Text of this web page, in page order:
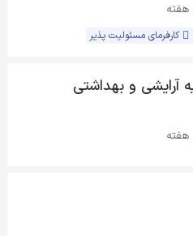
هفته
کارفرمای مسئولیت پذیر
آرایشی و بهداشتی
هفته